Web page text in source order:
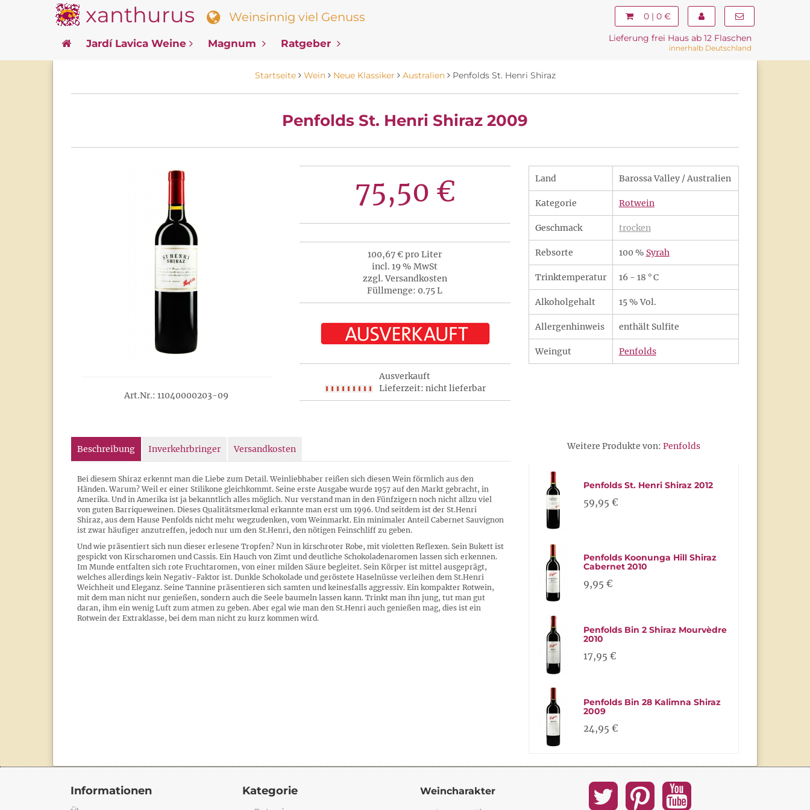
xanthurus Weinsinnig viel Genuss 0 | 0 €
Jardí Lavica Weine Magnum Ratgeber Lieferung frei Haus ab 12 Flaschen
innerhalb Deutschland
Startseite Wein Neue Klassiker Australien Penfolds St. Henri Shiraz
Penfolds St. Henri Shiraz 2009
Art.Nr.: 11040000203-09
75,50 €
100,67 € pro Liter
incl. 19 % MwSt
zzgl. Versandkosten
Füllmenge: 0.75 L
Ausverkauft
Lieferzeit: nicht lieferbar
Land Barossa Valley / Australien
Kategorie Rotwein
Geschmack trocken
Rebsorte 100 % Syrah
Trinktemperatur 16 - 18 ° C
Alkoholgehalt 15 % Vol.
Allergenhinweis enthält Sulfite
Weingut Penfolds
Beschreibung Inverkehrbringer Versandkosten
Bei diesem Shiraz erkennt man die Liebe zum Detail. Weinliebhaber reißen sich diesen Wein förmlich aus den
Händen. Warum? Weil er einer Stilikone gleichkommt. Seine erste Ausgabe wurde 1957 auf den Markt gebracht, in
Amerika. Und in Amerika ist ja bekanntlich alles möglich. Nur verstand man in den Fünfzigern noch nicht allzu viel
von guten Barriqueweinen. Dieses Qualitätsmerkmal erkannte man erst um 1996. Und seitdem ist der St.Henri
Shiraz, aus dem Hause Penfolds nicht mehr wegzudenken, vom Weinmarkt. Ein minimaler Anteil Cabernet Sauvignon
ist zwar häufiger anzutreffen, jedoch nur um den St.Henri, den nötigen Feinschliff zu geben.
Und wie präsentiert sich nun dieser erlesene Tropfen? Nun in kirschroter Robe, mit violetten Reflexen. Sein Bukett ist
gespickt von Kirscharomen und Cassis. Ein Hauch von Zimt und deutliche Schokoladenaromen lassen sich erkennen.
Im Munde entfalten sich rote Fruchtaromen, von einer milden Säure begleitet. Sein Körper ist mittel ausgeprägt,
welches allerdings kein Negativ-Faktor ist. Dunkle Schokolade und geröstete Haselnüsse verleihen dem St.Henri
Weichheit und Eleganz. Seine Tannine präsentieren sich samten und keinesfalls aggressiv. Ein kompakter Rotwein,
mit dem man nicht nur genießen, sondern auch die Seele baumeln lassen kann. Trinkt man ihn jung, tut man gut
daran, ihm ein wenig Luft zum atmen zu geben. Aber egal wie man den St.Henri auch genießen mag, dies ist ein
Rotwein der Extraklasse, bei dem man nicht zu kurz kommen wird.
Weitere Produkte von: Penfolds
Penfolds St. Henri Shiraz 2012
59,95 €
Penfolds Koonunga Hill Shiraz
Cabernet 2010
9,95 €
Penfolds Bin 2 Shiraz Mourvèdre
2010
17,95 €
Penfolds Bin 28 Kalimna Shiraz
2009
24,95 €
Informationen Kategorie Weincharakter